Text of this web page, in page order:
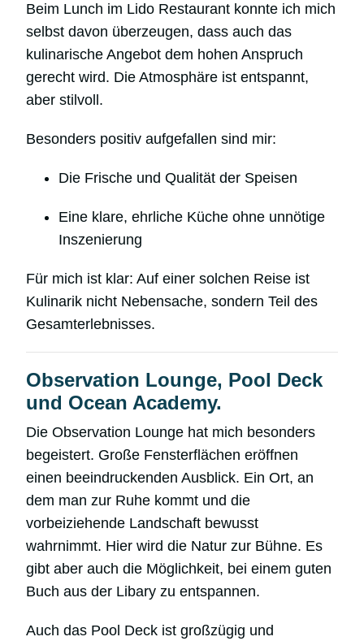
Beim Lunch im Lido Restaurant konnte ich mich
selbst davon überzeugen, dass auch das
kulinarische Angebot dem hohen Anspruch
gerecht wird. Die Atmosphäre ist entspannt,
aber stilvoll.
Besonders positiv aufgefallen sind mir:
Die Frische und Qualität der Speisen
Eine klare, ehrliche Küche ohne unnötige
Inszenierung
Für mich ist klar: Auf einer solchen Reise ist
Kulinarik nicht Nebensache, sondern Teil des
Gesamterlebnisses.
Observation Lounge, Pool Deck
und Ocean Academy.
Die Observation Lounge hat mich besonders
begeistert. Große Fensterflächen eröffnen
einen beeindruckenden Ausblick. Ein Ort, an
dem man zur Ruhe kommt und die
vorbeiziehende Landschaft bewusst
wahrnimmt. Hier wird die Natur zur Bühne. Es
gibt aber auch die Möglichkeit, bei einem guten
Buch aus der Libary zu entspannen.
Auch das Pool Deck ist großzügig und